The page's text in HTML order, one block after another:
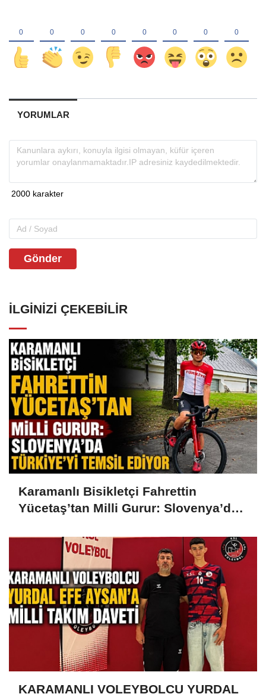
YORUMLAR
Gönder
İLGINIZI ÇEKEBILIR
Karamanlı Bisikletçi Fahrettin
Yücetaş’tan Milli Gurur: Slovenya’da
KARAMANLI VOLEYBOLCU YURDAL